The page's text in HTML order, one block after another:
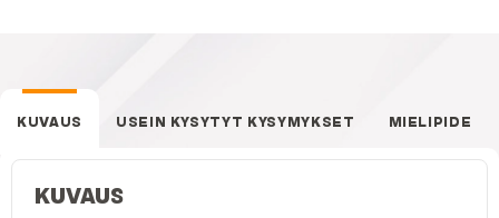
KUVAUS USEIN KYSYTYT KYSYMYKSET MIELIPIDE
KUVAUS